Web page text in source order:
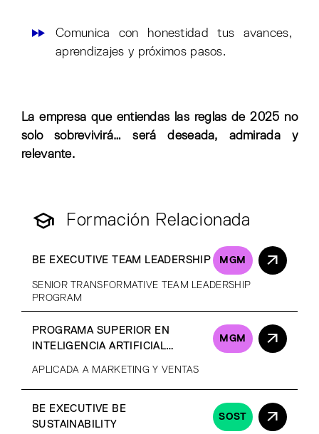
Comunica con honestidad tus avances,
aprendizajes y próximos pasos.
La empresa que entiendas las reglas de 2025 no
solo sobrevivirá… será deseada, admirada y
relevante.
Formación Relacionada
BE EXECUTIVE TEAM LEADERSHIP MGM
SENIOR TRANSFORMATIVE TEAM LEADERSHIP
PROGRAM
PROGRAMA SUPERIOR EN
INTELIGENCIA ARTIFICIAL
MGM
APLICADA A MARKETING Y VENTAS
BE EXECUTIVE BE
SUSTAINABILITY
SOST